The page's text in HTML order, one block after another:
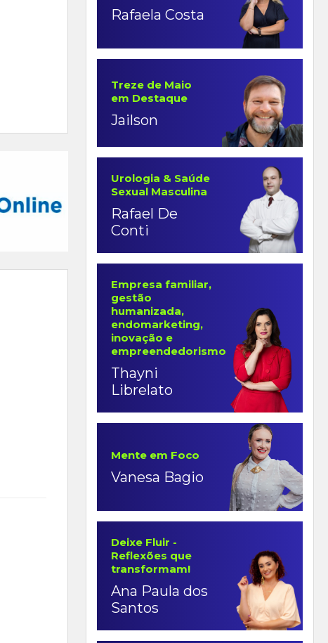
Rafaela Costa
Treze de Maio
em Destaque
Jailson
Urologia & Saúde
Sexual Masculina
Rafael De
Conti
Empresa familiar,
gestão
humanizada,
endomarketing,
inovação e
empreendedorismo
Thayni
Librelato
Mente em Foco
Vanesa Bagio
Deixe Fluir -
Reflexões que
transformam!
Ana Paula dos
Santos